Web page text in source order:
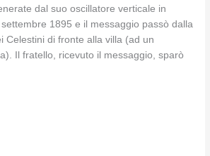
dal suo oscillatore verticale in
1895 e il messaggio passò dalla
Celestini di fronte alla villa (ad un
Il fratello, ricevuto il messaggio, sparò